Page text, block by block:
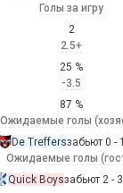
Голы за игру
2
2.5+
25 %
-3.5
87 %
Ожидаемые голы
De Treffersзабьют 0 -
Ожидаемые голы
Quick Boysзабьют 2 -